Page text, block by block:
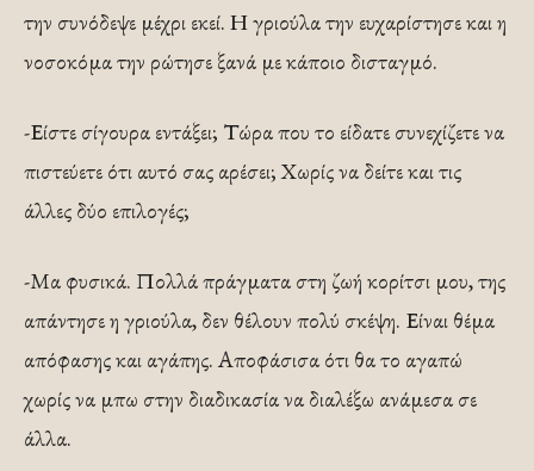
την συνόδεψε μέχρι εκεί. Η γριούλα την ευχαρίστησε και η
νοσοκόμα την ρώτησε ξανά με κάποιο δισταγμό.
-Είστε σίγουρα εντάξει; Τώρα που το είδατε συνεχίζετε να
πιστεύετε ότι αυτό σας αρέσει; Χωρίς να δείτε και τις
άλλες δύο επιλογές;
-Μα φυσικά. Πολλά πράγματα στη ζωή κορίτσι μου, της
απάντησε η γριούλα, δεν θέλουν πολύ σκέψη. Είναι θέμα
απόφασης και αγάπης. Αποφάσισα ότι θα το αγαπώ
χωρίς να μπω στην διαδικασία να διαλέξω ανάμεσα σε
άλλα.